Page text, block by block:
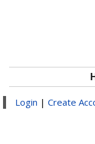
Login | Create